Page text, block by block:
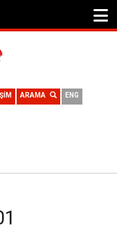
ENG
ARAMA